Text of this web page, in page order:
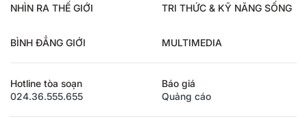
NHÌN RA THẾ GIỚI TRI THỨC & KỸ NĂNG SỐNG
BÌNH ĐẲNG GIỚI MULTIMEDIA
Hotline tòa soạn
024.36.555.655
Báo giá
Quảng cáo